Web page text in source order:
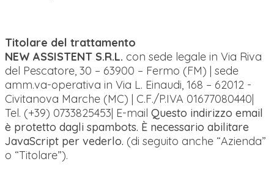
Titolare del trattamento
NEW ASSISTENT S.R.L. con sede legale in Via Riva
del Pescatore, 30 – 63900 – Fermo (FM) | sede
amm.va-operativa in Via L. Einaudi, 168 – 62012 -
Civitanova Marche (MC) | C.F./P.IVA 01677080440|
Tel. (+39) 0733825453| E-mail Questo indirizzo email
è protetto dagli spambots. È necessario abilitare
JavaScript per vederlo. (di seguito anche “Azienda”
o “Titolare”).